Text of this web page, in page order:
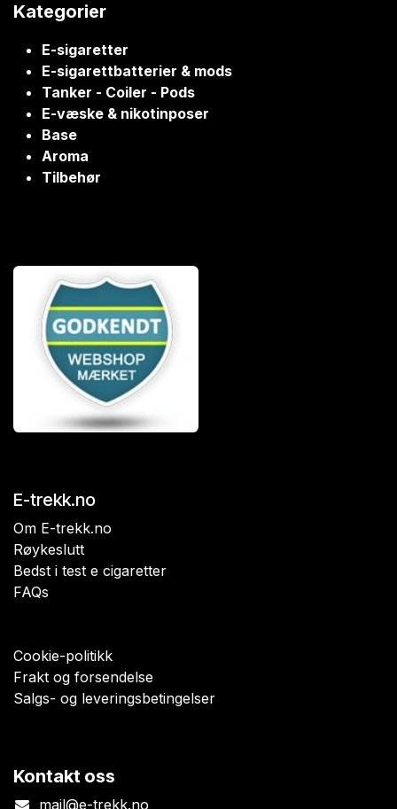
Kategorier
E-sigaretter
E-sigarettbatterier & mods
Tanker - Coiler - Pods
E-væske & nikotinposer
Base
Aroma
Tilbehør
E-trekk.no
Om E-trekk.no
Røykeslutt
Bedst i test e cigaretter
FAQs
Cookie-politikk
Frakt og forsendelse
Salgs- og leveringsbetingelser
Kontakt oss
mail@e-trekk.no